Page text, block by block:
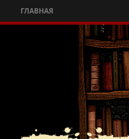
ГЛАВНАЯ